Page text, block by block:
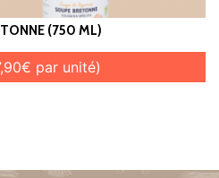
(750 ML)
par unité)